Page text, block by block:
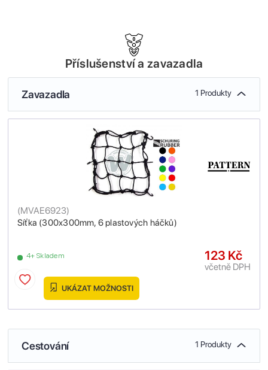
Příslušenství a zavazadla
Zavazadla 1 Produkty
Síťka (300x300mm, 6 plastových háčků)
(MVAE6923)
4+ Skladem 123 Kč
včetně DPH
UKÁZAT MOŽNOSTI
Cestování 1 Produkty